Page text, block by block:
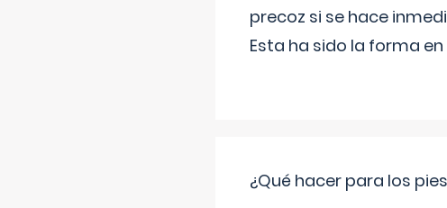
precoz si se hace
Esta ha sido la forma
¿Qué hacer para los